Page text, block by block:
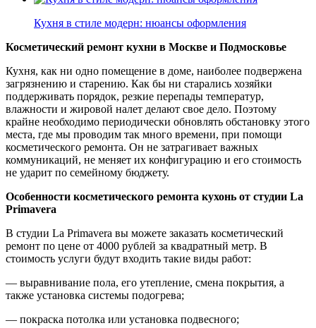
Кухня в стиле модерн: нюансы оформления
Косметический ремонт кухни в Москве и Подмосковье
Кухня, как ни одно помещение в доме, наиболее подвержена
загрязнению и старению. Как бы ни старались хозяйки
поддерживать порядок, резкие перепады температур,
влажности и жировой налет делают свое дело. Поэтому
крайне необходимо периодически обновлять обстановку этого
места, где мы проводим так много времени, при помощи
косметического ремонта. Он не затрагивает важных
коммуникаций, не меняет их конфигурацию и его стоимость
не ударит по семейному бюджету.
Особенности косметического ремонта кухонь от студии La
Primavera
В студии La Primavera вы можете заказать косметический
ремонт по цене от 4000 рублей за квадратный метр. В
стоимость услуги будут входить такие виды работ:
— выравнивание пола, его утепление, смена покрытия, а
также установка системы подогрева;
— покраска потолка или установка подвесного;